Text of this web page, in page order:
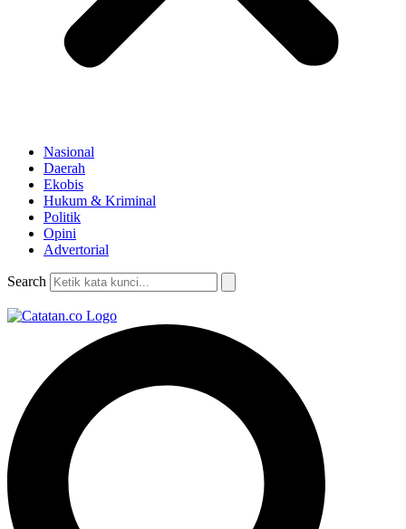
Nasional
Daerah
Ekobis
Hukum & Kriminal
Politik
Opini
Advertorial
Search